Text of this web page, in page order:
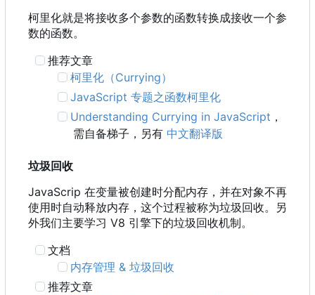
柯里化就是将接收多个参数的函数转换成接收一个参
数的函数。
推荐文章
柯里化 （Currying）
JavaScript 专题之函数柯里化
Understanding Currying in JavaScript ，
需自备梯子，另有 中文翻译版
垃圾回收
JavaScrip 在变量被创建时分配内存，并在对象不再
使用时自动释放内存，这个过程被称为垃圾回收。另
外我们主要学习 V8 引擎下的垃圾回收机制。
文档
内存管理 & 垃圾回收
推荐文章